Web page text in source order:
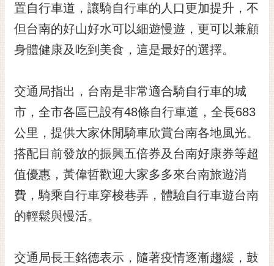
市
民
信
箱
日
本
隱
私
權
及
安
全
策
置自行車道，讓騎自行車的人口更加提升，不
但台南的好山好水可以細遊慢遊，更可以兼顧
身體健康及吃到美食，這是最好的選擇。
交通局指出，台南是非常適合騎自行車的城
市，全市各區已設有48條自行車道，全長683
公里，提供大家休閒騎車欣賞台南各地風光。
搭配目前發放的振興五倍券及台南好康券等超
值優惠，黃偉哲歡迎大家多多來台南旅遊消
費，騎乘自行車穿梭巷弄，體驗自行車遊台南
的輕鬆與慢活。
交通局長王銘德表示，隨著疫情逐漸趨緩，鼓